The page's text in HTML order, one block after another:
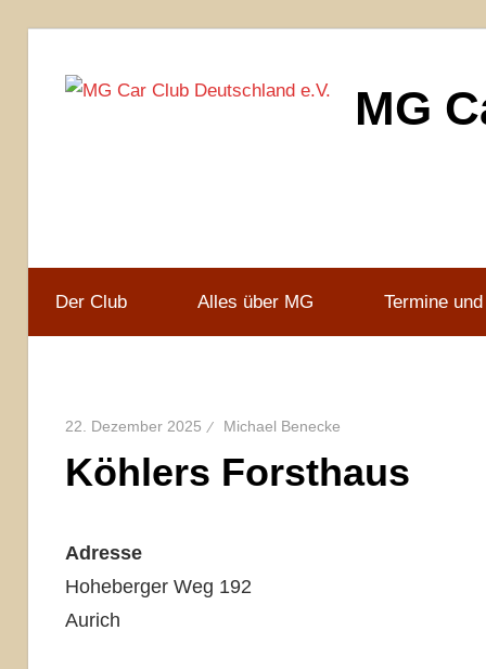
Inhalt
MG
Der Club Alles über MG Termine
22. Dezember 2025 Michael Benecke
Köhlers Forsthaus
Adresse
Hoheberger Weg 192
Aurich